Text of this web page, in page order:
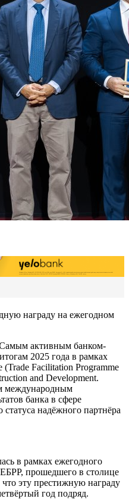
награду на ежегодном
активным банком-
2025 года в рамках
Facilitation Programme
and Development.
международным
банка в сфере
надёжного партнёра
в рамках ежегодного
прошедшего в столице
эту престижную награду
год подряд.